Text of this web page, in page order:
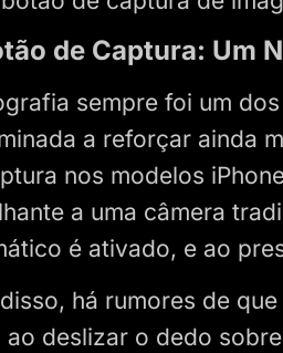
de Captura: Um
sempre foi um
a reforçar ainda
nos modelos
a uma câmera
é ativado, e ao
há rumores de
ao deslizar o dedo